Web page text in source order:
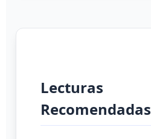
Lecturas
Recomendadas